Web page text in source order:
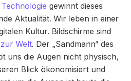
Technologie gewinnt dieses
Aktualität. Wir leben in einer
Kultur. Bildschirme sind
Welt. Der „Sandmann“ des
uns die Augen nicht physisch,
Blick ökonomisiert und